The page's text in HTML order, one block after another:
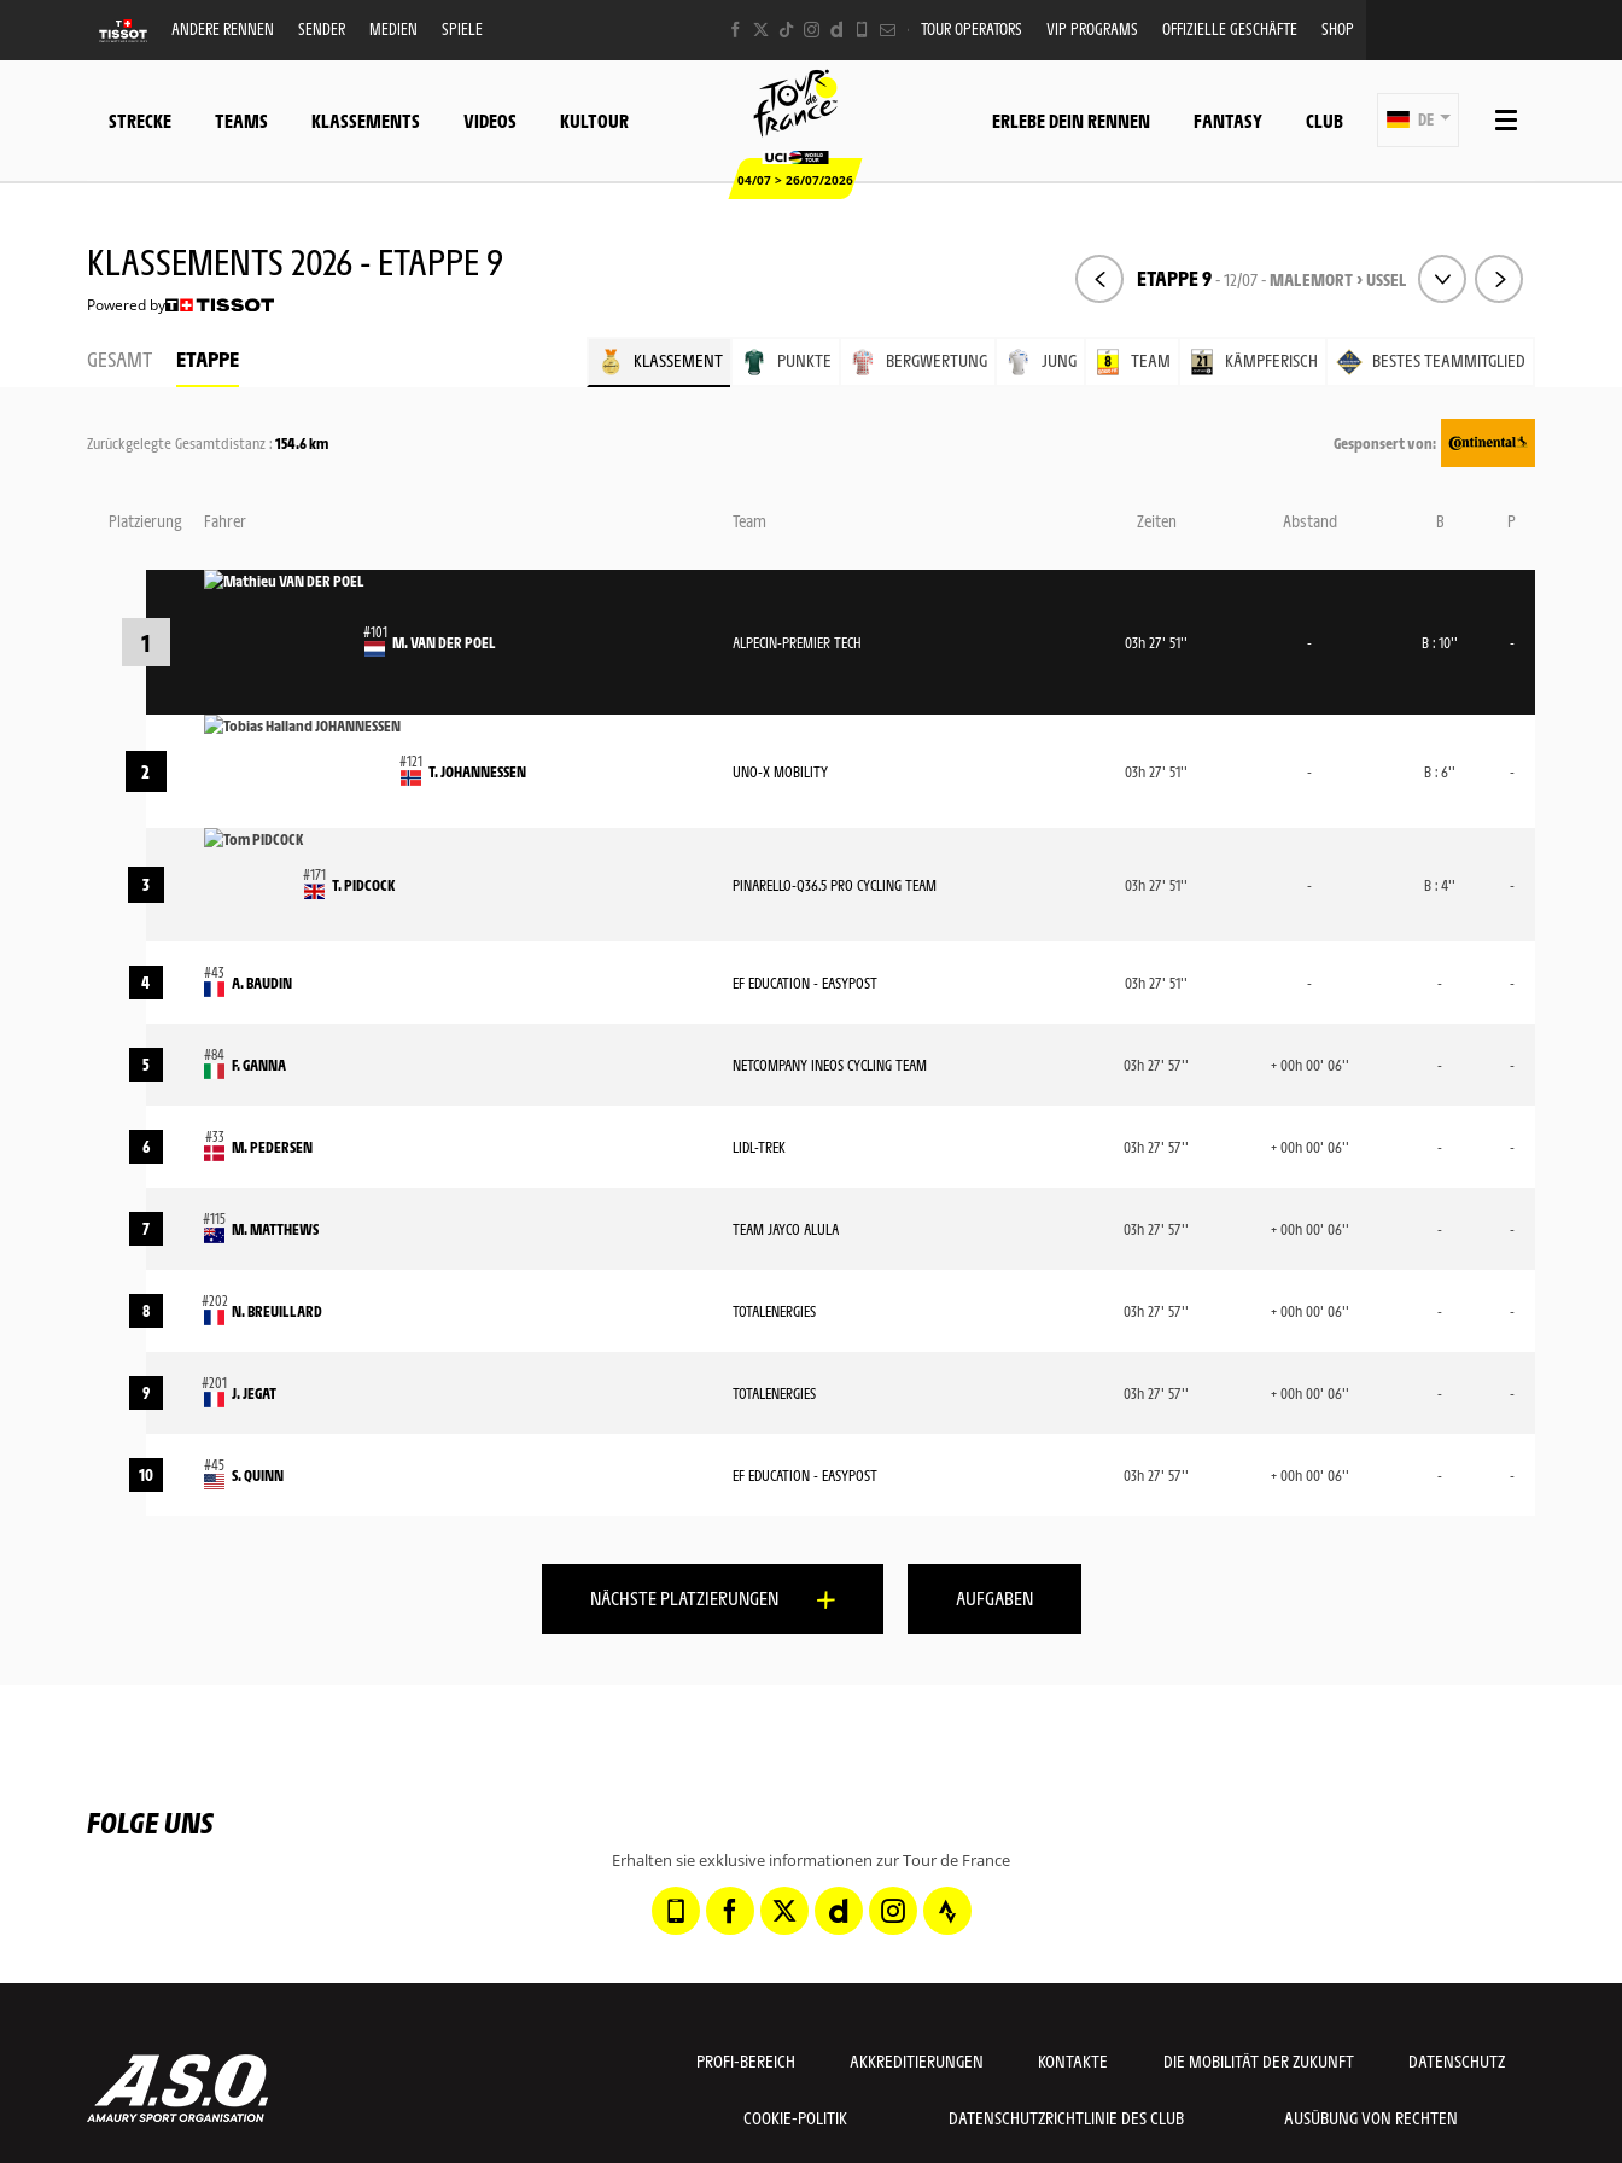
ANDERE RENNEN SENDER MEDIEN SPIELE TOUR OPERATORS VIP PROGRAMS OFFIZIELLE GESCHÄFTE SHOP
STRECKE TEAMS KLASSEMENTS VIDEOS KULTOUR
04/07 > 26/07/2026
ERLEBE DEIN RENNEN FANTASY CLUB DE
KLASSEMENTS 2026 - ETAPPE 9
Powered by
ETAPPE 9- 12/07 -MALEMORT > USSEL
GESAMT ETAPPE KLASSEMENT PUNKTE BERGWERTUNG JUNG TEAM KÄMPFERISCH BESTES TEAMMITGLIED
Zurückgelegte Gesamtdistanz :154.6 km Gesponsert von:
Platzierung Fahrer Team Zeiten Abstand B P
1 M. VAN DER POEL ALPECIN-PREMIER TECH 03h 27' 51'' - B : 10'' -
2 T. JOHANNESSEN UNO-X MOBILITY 03h 27' 51'' - B : 6'' -
3 T. PIDCOCK PINARELLO-Q36.5 PRO CYCLING TEAM 03h 27' 51'' - B : 4'' -
4 A. BAUDIN EF EDUCATION - EASYPOST 03h 27' 51'' - - -
5 F. GANNA NETCOMPANY INEOS CYCLING TEAM 03h 27' 57'' + 00h 00' 06'' - -
6 M. PEDERSEN LIDL-TREK 03h 27' 57'' + 00h 00' 06'' - -
7 M. MATTHEWS TEAM JAYCO ALULA 03h 27' 57'' + 00h 00' 06'' - -
8 N. BREUILLARD TOTALENERGIES 03h 27' 57'' + 00h 00' 06'' - -
9 J. JEGAT TOTALENERGIES 03h 27' 57'' + 00h 00' 06'' - -
10 S. QUINN EF EDUCATION - EASYPOST 03h 27' 57'' + 00h 00' 06'' - -
NÄCHSTE PLATZIERUNGEN AUFGABEN
FOLGE UNS
Erhalten sie exklusive informationen zur Tour de France
PROFI-BEREICH AKKREDITIERUNGEN KONTAKTE DIE MOBILITÄT DER ZUKUNFT DATENSCHUTZ
COOKIE-POLITIK DATENSCHUTZRICHTLINIE DES CLUB AUSÜBUNG VON RECHTEN